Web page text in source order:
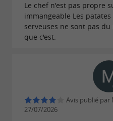
restaurant orthézien
Ouvert midi et soir
dimanche soir et le
autour
, imaginative
renouvelée.
Le chef n'est pas propre
immangeable Les
serveuses ne sont pas
que c'est.
Avis publié par
27/07/2026